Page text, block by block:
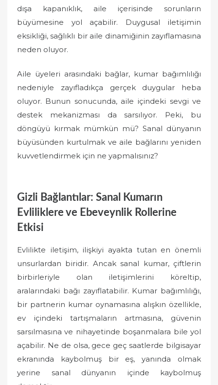
dışa kapanıklık, aile içerisinde sorunların
büyümesine yol açabilir. Duygusal iletişimin
eksikliği, sağlıklı bir aile dinamiğinin zayıflamasına
neden oluyor.
Aile üyeleri arasındaki bağlar, kumar bağımlılığı
nedeniyle zayıfladıkça gerçek duygular heba
oluyor. Bunun sonucunda, aile içindeki sevgi ve
destek mekanizması da sarsılıyor. Peki, bu
döngüyü kırmak mümkün mü? Sanal dünyanın
büyüsünden kurtulmak ve aile bağlarını yeniden
kuvvetlendirmek için ne yapmalısınız?
Gizli Bağlantılar: Sanal Kumarın
Evliliklere ve Ebeveynlik Rollerine
Etkisi
Evlilikte iletişim, ilişkiyi ayakta tutan en önemli
unsurlardan biridir. Ancak sanal kumar, çiftlerin
birbirleriyle olan iletişimlerini köreltip,
aralarındaki bağı zayıflatabilir. Kumar bağımlılığı,
bir partnerin kumar oynamasına alışkın özellikle,
ev içindeki tartışmaların artmasına, güvenin
sarsılmasına ve nihayetinde boşanmalara bile yol
açabilir. Ne de olsa, gece geç saatlerde bilgisayar
ekranında kaybolmuş bir eş, yanında olmak
yerine sanal dünyanın içinde kaybolmuş